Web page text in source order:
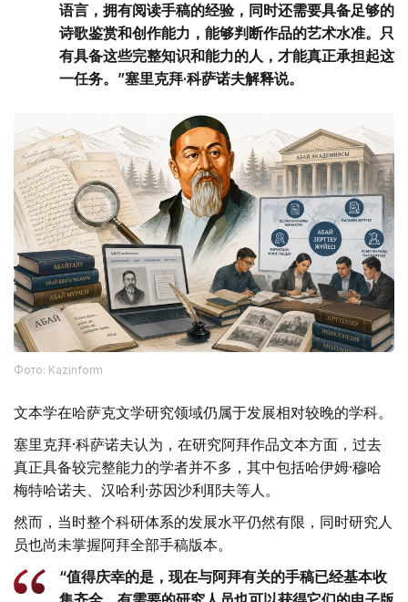
语言，拥有阅读手稿的经验，同时还需要具备足够的
诗歌鉴赏和创作能力，能够判断作品的艺术水准。只
有具备这些完整知识和能力的人，才能真正承担起这
一任务。”塞里克拜·科萨诺夫解释说。
Фото: Kazinform
文本学在哈萨克文学研究领域仍属于发展相对较晚的学科。
塞里克拜·科萨诺夫认为，在研究阿拜作品文本方面，过去
真正具备较完整能力的学者并不多，其中包括哈伊姆·穆哈
梅特哈诺夫、汉哈利·苏因沙利耶夫等人。
然而，当时整个科研体系的发展水平仍然有限，同时研究人
员也尚未掌握阿拜全部手稿版本。
“值得庆幸的是，现在与阿拜有关的手稿已经基本收